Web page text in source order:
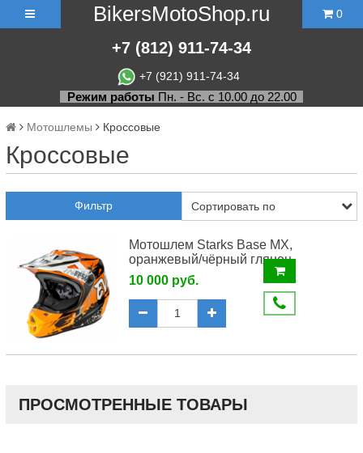
BikersMotoShop.ru
+7 (812) 911-74-34
+7 (921) 911-74-34
0
Режим работы Пн. - Вс. с 10.00 до 22.00
Мотошлемы Кросcовые
Кросcовые
Фильтр
Мотошлем Starks Base MX,
оранжевый/чёрный глянец
10 000 руб.
ПРОСМОТРЕННЫЕ ТОВАРЫ